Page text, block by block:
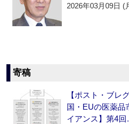
2026年03月09日 (
寄稿
【ポスト・ブレ
国・EUの医薬品
イアンス】第4